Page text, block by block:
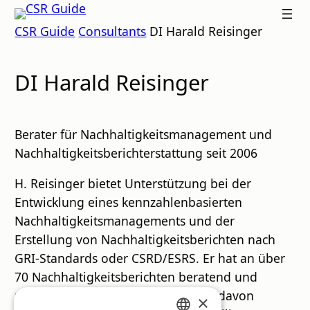
Zum
Inhalt
CSR
GUIDE
CSR Guide Consultants DI Harald Reisinger
DI Harald Reisinger
Berater für Nachhaltigkeitsmanagement und
Nachhaltigkeitsberichterstattung seit 2006
H. Reisinger bietet Unterstützung bei der
Entwicklung eines kennzahlenbasierten
Nachhaltigkeitsmanagements und der
Erstellung von Nachhaltigkeitsberichten nach
GRI-Standards oder CSRD/ESRS. Er hat an über
70 Nachhaltigkeitsberichten beratend und
redaktionell mitgewirkt; zahlreiche davon
×